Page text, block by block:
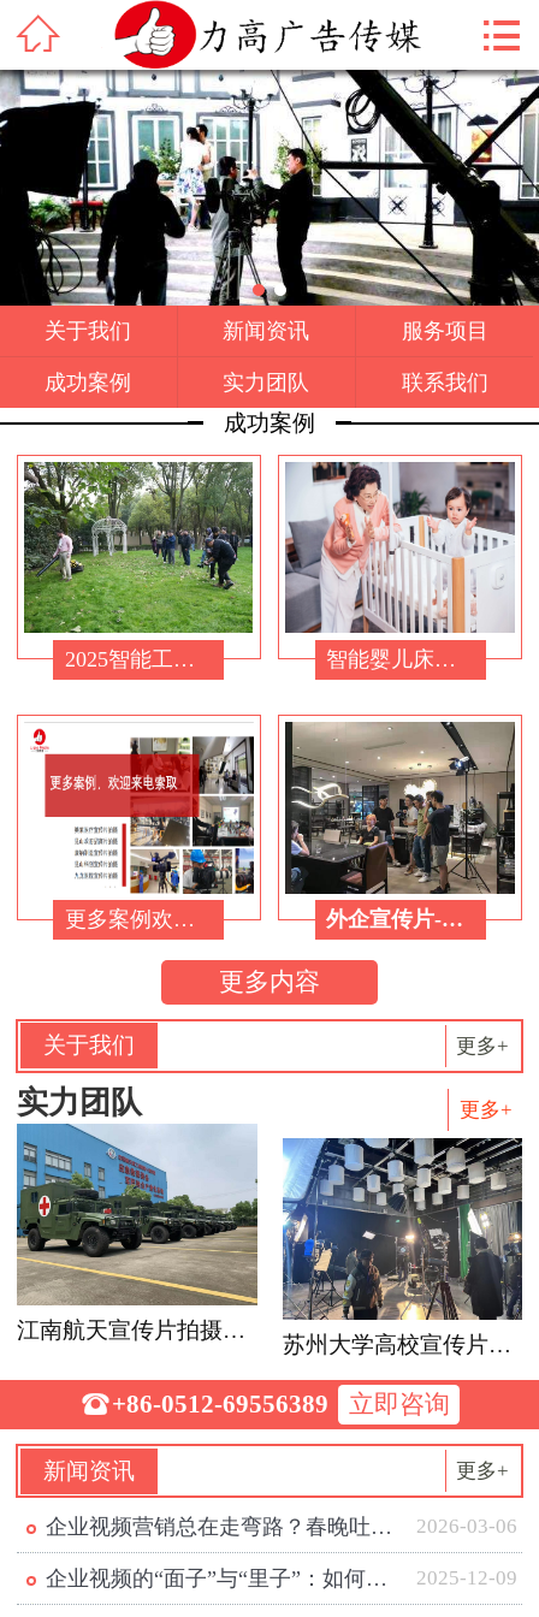
 首页
关于我们
新闻资讯
服务项目
成功案例
实力团队
联系我们


关于我们 新闻资讯 服务项目
成功案例 实力团队 联系我们
成功案例
2025智能工业视频标杆案例：从割草机看苏州制造业的品牌溢价战 智能婴儿床广告摄影摄像
更多案例欢迎来电索取 外企宣传片-制造工厂宣传片
更多内容
更多+
关于我们
更多+
实力团队
江南航天宣传片拍摄花絮
苏州大学高校宣传片视频拍摄花絮
+86-0512-69556389 立即咨询
更多+
新闻资讯
2026-03-06
·
企业视频营销总在走弯路？春晚吐槽早就给出了正确答案
2025-12-09
·
企业视频的“面子”与“里子”：如何从无效投入走向有效…